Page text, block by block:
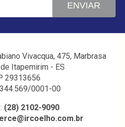
ENVIAR
Vivacqua, 475, Marbrasa
Itapemirim - ES
29313656
0001-00
(28) 2102-9090